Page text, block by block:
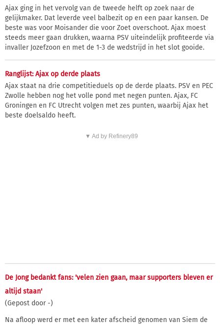
Ajax ging in het vervolg van de tweede helft op zoek naar de
gelijkmaker. Dat leverde veel balbezit op en een paar kansen. De
beste was voor Moisander die voor Zoet overschoot. Ajax moest
steeds meer gaan drukken, waarna PSV uiteindelijk profiteerde via
invaller Jozefzoon en met de 1-3 de wedstrijd in het slot gooide.
Ranglijst: Ajax op derde plaats
Ajax staat na drie competitieduels op de derde plaats. PSV en PEC
Zwolle hebben nog het volle pond met negen punten. Ajax, FC
Groningen en FC Utrecht volgen met zes punten, waarbij Ajax het
beste doelsaldo heeft.
▼ Ad by Refinery89
De Jong bedankt fans: 'velen zien gaan, maar supporters bleven er
altijd staan'
(Gepost door -)
Na afloop werd er met een kater afscheid genomen van Siem de